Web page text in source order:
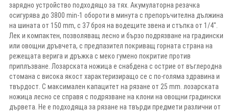
зарядно устройство подходящо за тях. Акумулаторна резачка
осигурява до 3800 min-1 обороти в минута с препоръчителна дължина
на шината от 150 mm, с 37 броя на водещите звена и стъпка от 1/4".
Лек и компактен, позволяващ лесно и бързо подрязване на градински
или овощни дръвчета, с предпазител покриващ горната страна на
режещата верига и дръжка с меко гумено покритие против
приплъзване. Лозарската ножица е снабдена с острие от въглеродна
стомана с висока якост характеризиращо се с по-голяма здравина и
твърдост. С максимален капацитет на рязане от 25 mm. лозарската
ножица лесно се справя с подрязване на клони на овощни градински
дървета. Не е подходяща за рязане на твърди предмети различни от